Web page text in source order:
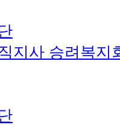
지사 승려복지